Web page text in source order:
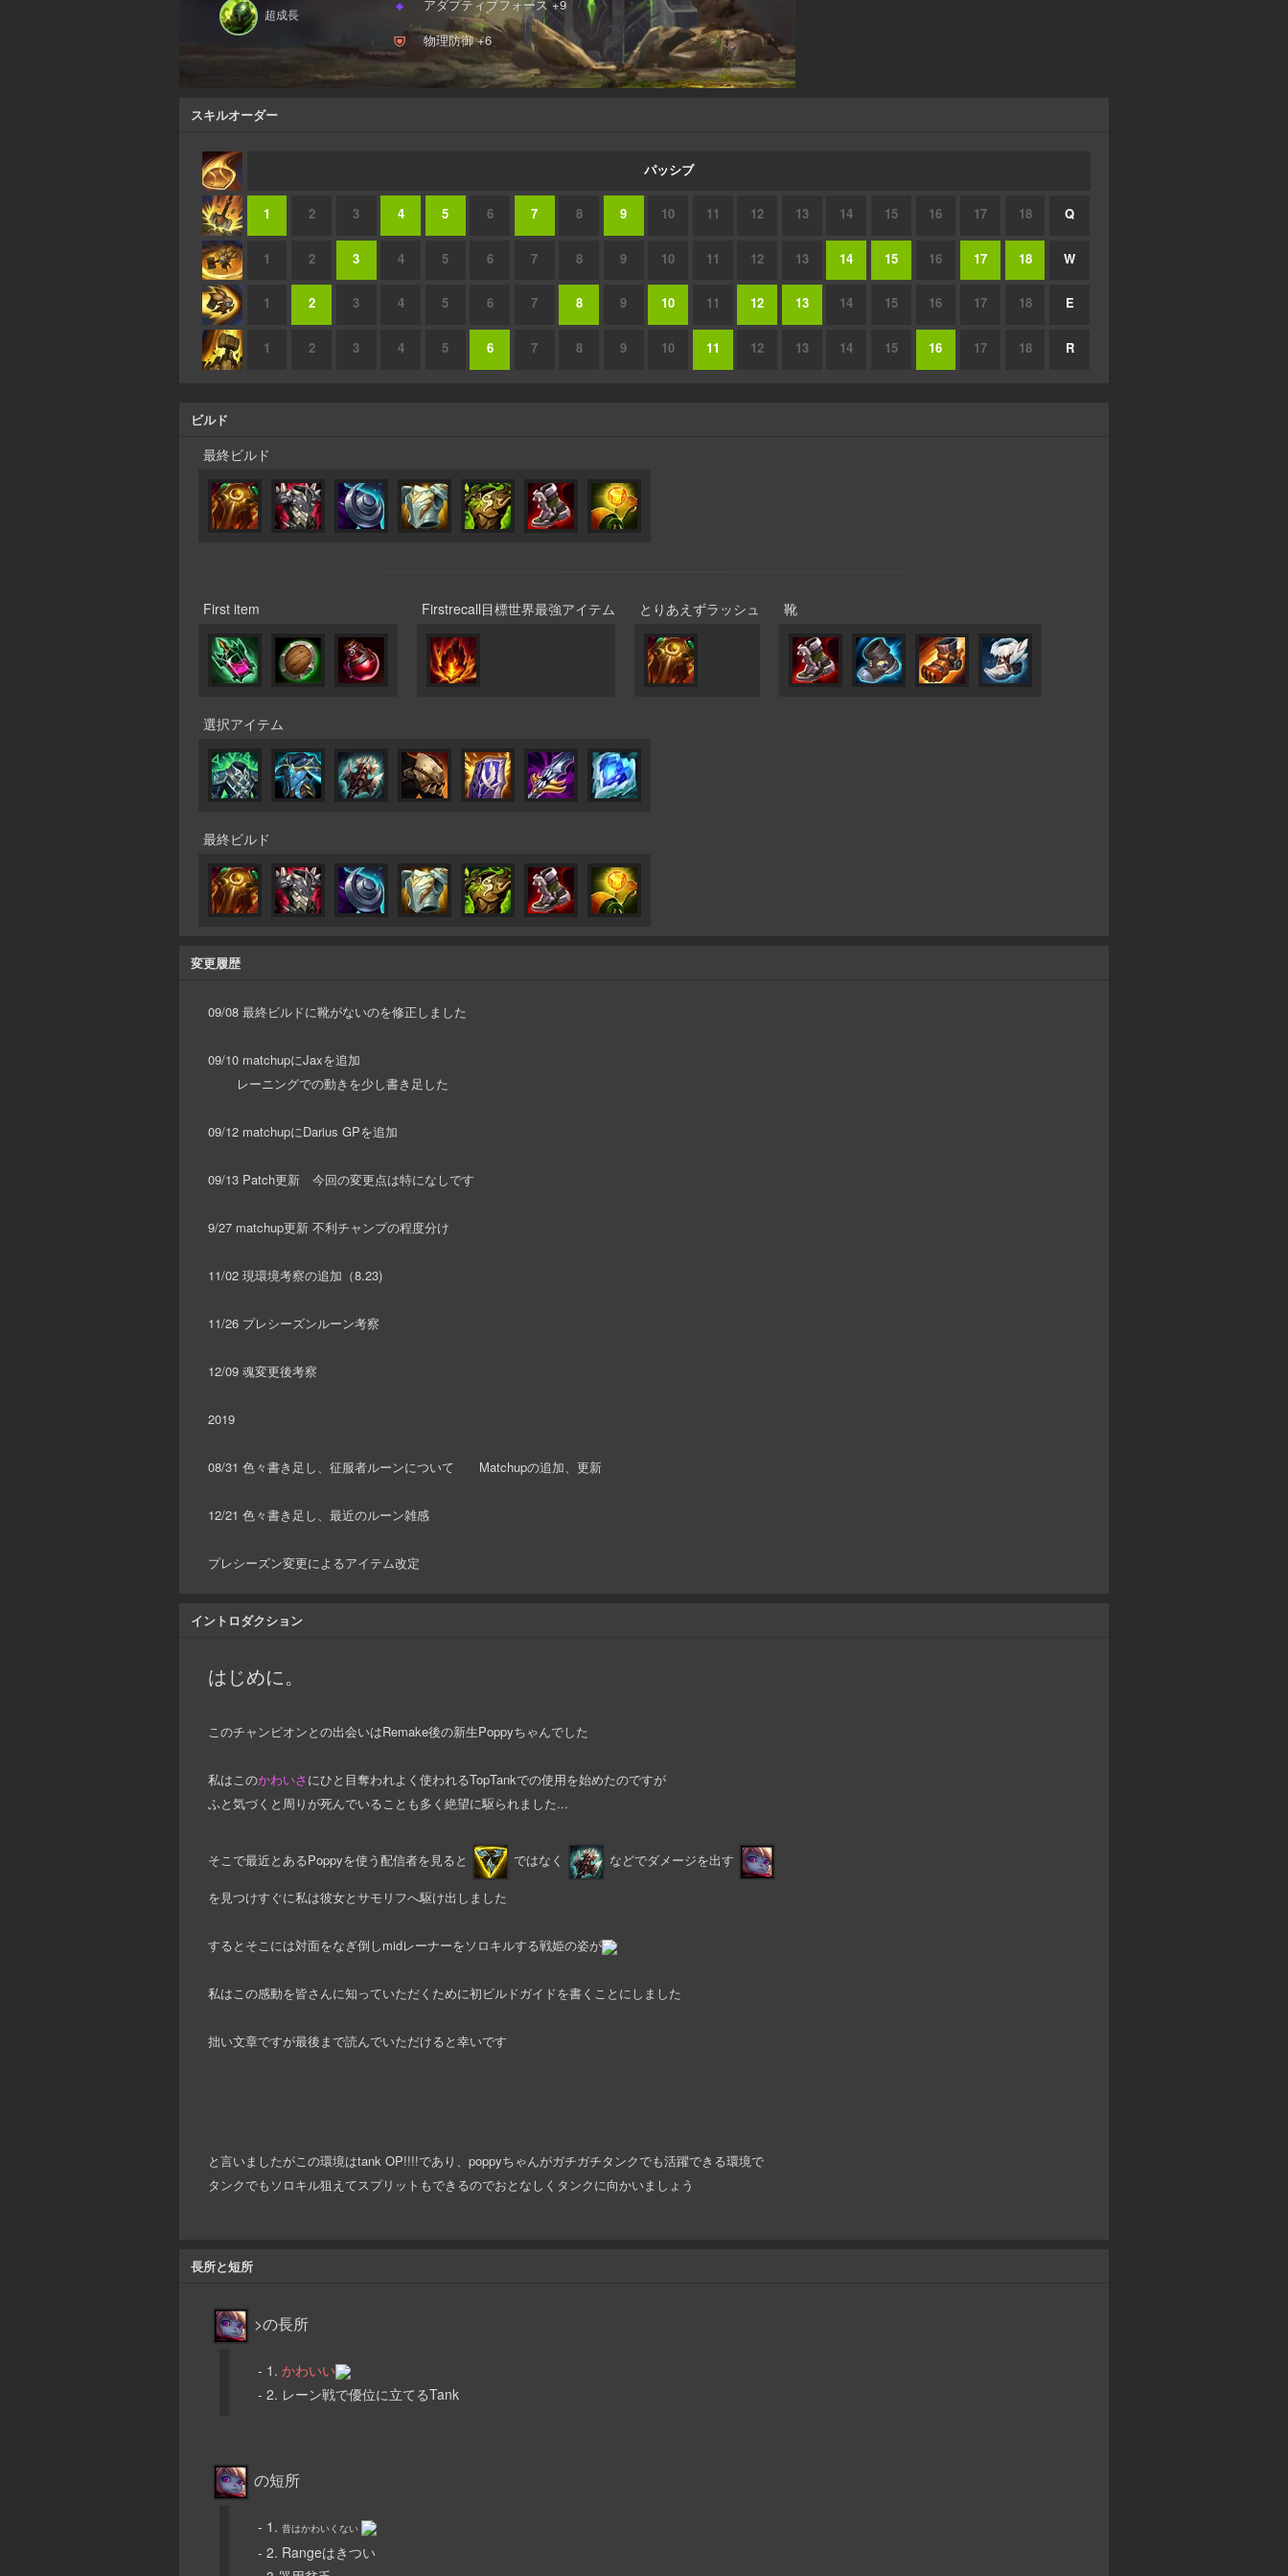
超成長
アダプティブフォース +9
物理防御 +6
スキルオーダー
パッシブ
1 2 3 4 5 6 7 8 9 10 11 12 13 14 15 16 17 18 Q
1 2 3 4 5 6 7 8 9 10 11 12 13 14 15 16 17 18 W
1 2 3 4 5 6 7 8 9 10 11 12 13 14 15 16 17 18 E
1 2 3 4 5 6 7 8 9 10 11 12 13 14 15 16 17 18 R
ビルド
最終ビルド
First item Firstrecall目標世界最強アイテム とりあえずラッシュ 靴
選択アイテム
最終ビルド
変更履歴
09/08 最終ビルドに靴がないのを修正しました
09/10 matchupにJaxを追加
レーニングでの動きを少し書き足した
09/12 matchupにDarius GPを追加
09/13 Patch更新 今回の変更点は特になしです
9/27 matchup更新 不利チャンプの程度分け
11/02 現環境考察の追加（8.23)
11/26 プレシーズンルーン考察
12/09 魂変更後考察
2019
08/31 色々書き足し、征服者ルーンについて Matchupの追加、更新
12/21 色々書き足し、最近のルーン雑感
プレシーズン変更によるアイテム改定
イントロダクション
はじめに。
このチャンピオンとの出会いはRemake後の新生Poppyちゃんでした
私はこのかわいさ にひと目奪われよく使われるTopTankでの使用を始めたのですが
ふと気づくと周りが死んでいることも多く絶望に駆られました...
そこで最近とあるPoppyを使う配信者を見ると ではなく などでダメージを出す
を見つけすぐに私は彼女とサモリフへ駆け出しました
するとそこには対面をなぎ倒しmidレーナーをソロキルする戦姫の姿が
私はこの感動を皆さんに知っていただくために初ビルドガイドを書くことにしました
拙い文章ですが最後まで読んでいただけると幸いです
と言いましたがこの環境はtank OP!!!!であり、poppyちゃんがガチガチタンクでも活躍できる環境で
タンクでもソロキル狙えてスプリットもできるのでおとなしくタンクに向かいましょう
長所と短所
>の長所
- 1. かわいい
- 2. レーン戦で優位に立てるTank
の短所
- 1. 昔はかわいくない
- 2. Rangeはきつい